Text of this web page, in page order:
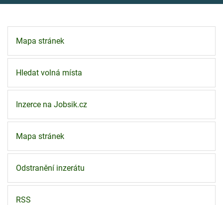
Mapa stránek
Hledat volná místa
Inzerce na Jobsik.cz
Mapa stránek
Odstranění inzerátu
RSS